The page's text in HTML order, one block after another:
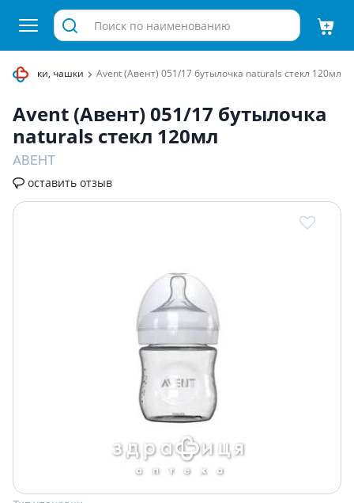
чашки Avent (Авент) 051/17 бутылочка naturals стекл 120мл
Avent (Авент) 051/17 бутылочка
naturals стекл 120мл
АВЕНТ
оставить отзыв